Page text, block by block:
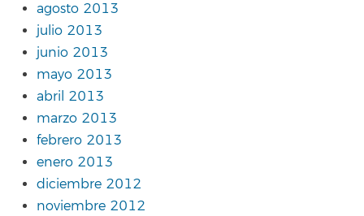
agosto 2013
julio 2013
junio 2013
mayo 2013
abril 2013
marzo 2013
febrero 2013
enero 2013
diciembre 2012
noviembre 2012